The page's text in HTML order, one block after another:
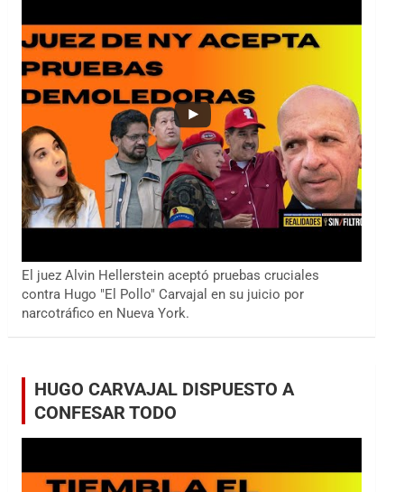
El juez Alvin Hellerstein aceptó pruebas cruciales
contra Hugo "El Pollo" Carvajal en su juicio por
narcotráfico en Nueva York.
HUGO CARVAJAL DISPUESTO A
CONFESAR TODO